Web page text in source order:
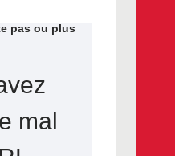
pas ou plus
mal